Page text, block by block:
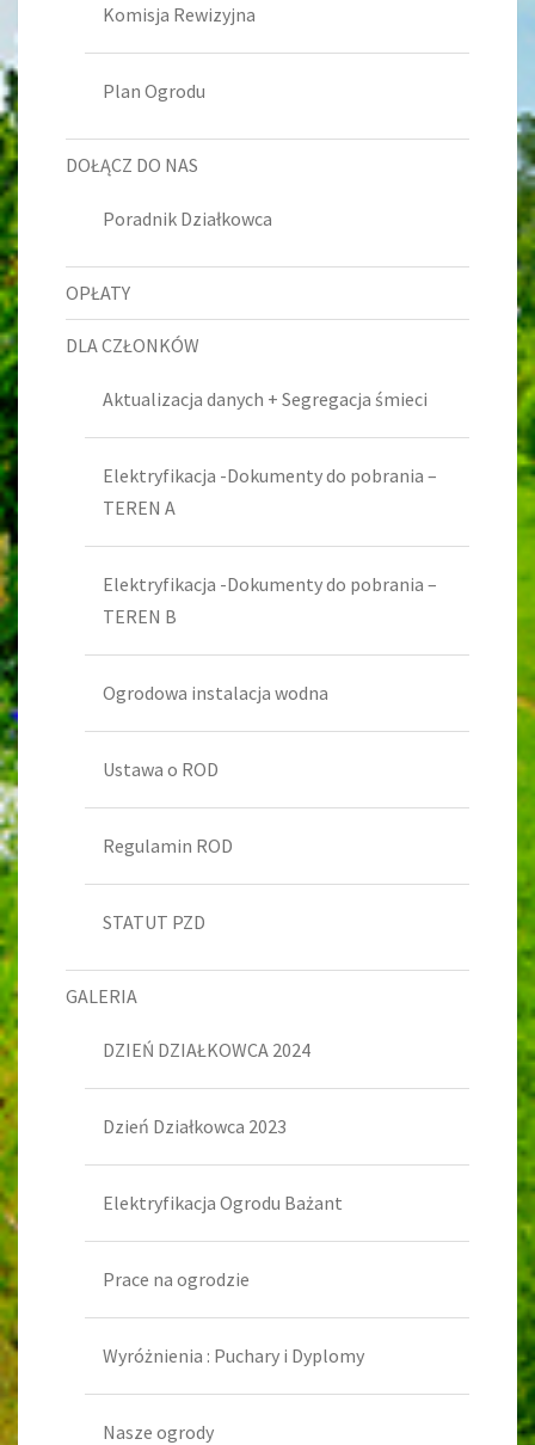
Komisja Rewizyjna
Plan Ogrodu
DOŁĄCZ DO NAS
Poradnik Działkowca
OPŁATY
DLA CZŁONKÓW
Aktualizacja danych + Segregacja śmieci
Elektryfikacja -Dokumenty do pobrania –
TEREN A
Elektryfikacja -Dokumenty do pobrania –
TEREN B
Ogrodowa instalacja wodna
Ustawa o ROD
Regulamin ROD
STATUT PZD
GALERIA
DZIEŃ DZIAŁKOWCA 2024
Dzień Działkowca 2023
Elektryfikacja Ogrodu Bażant
Prace na ogrodzie
Wyróżnienia : Puchary i Dyplomy
Nasze ogrody